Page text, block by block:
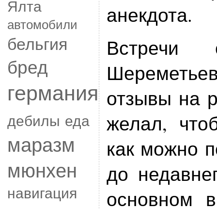
Ялта
автомобили
бельгия
бред
германия
дебилы еда
маразм
мюнхен
навигация
анекдота.
отзывы на
желал,
как можно
до
основном